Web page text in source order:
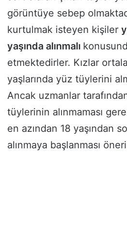
görüntüye sebep
kurtulmak isteyen kişiler
yaşında alınmalı
etmektedirler. Kızlar
yaşlarında yüz tüylerini
Ancak uzmanlar
tüylerinin alınmaması
en azından 18 yaşından
alınmaya başlanması